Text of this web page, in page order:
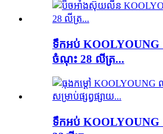
ទឹកអប់ KOOLYOUNG
ចំណុះ 28 លីត្រ...
ទឹកអប់ KOOLYOUNG